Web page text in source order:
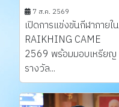
7 ส.ค. 2569
เปิดการแข่งขันกีฬาภายใน
RAIKHING CAME
2569 พร้อมมอบเหรียญ
รางวัล...